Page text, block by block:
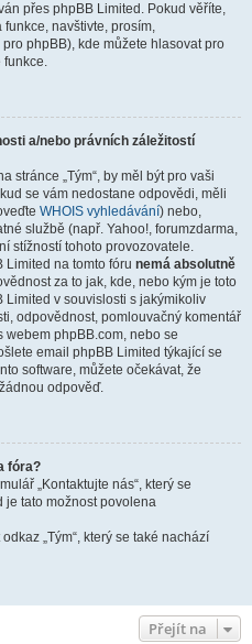
přes phpBB Limited. Pokud věříte,
navštivte, prosím,
phpBB), kde můžete hlasovat pro
funkce.
a/nebo právních záležitostí
stránce „Tým“, by měl být pro vaši
se vám nedostane odpovědi, měli
WHOIS vyhledávání) nebo,
službě (např. Yahoo!, forumzdarma,
stížností tohoto provozovatele.
Limited na tomto fóru nemá absolutně
za to jak, kde, nebo kým je toto
Limited v souvislosti s jakýmikoliv
odpovědnost, pomlouvačný komentář
webem phpBB.com, nebo se
email phpBB Limited týkající se
software, můžete očekávat, že
odpověď.
fóra?
„Kontaktujte nás“, který se
je tato možnost povolena
„Tým“, který se také nachází
Přejít na